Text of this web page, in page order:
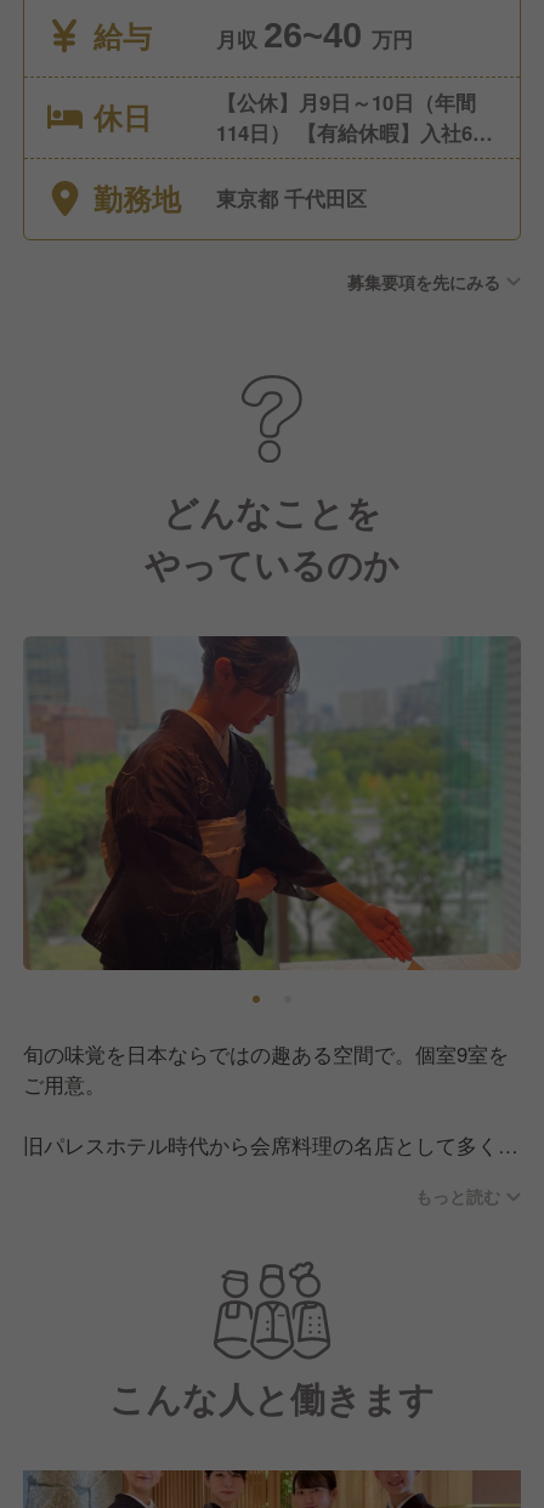
給与
月収 26~40 万円
休日
【公休】月9日～10日（年間
114日） 【有給休暇】入社6ヵ
月経過後10日付与、以降は毎
年度10日～付与 【その他】慶
勤務地 東京都 千代田区
募集要項を先にみる
どんなことを
やっているのか
旬の味覚を日本ならではの趣ある空間で。個室9室を
ご用意。
旧パレスホテル時代から会席料理の名店として多くの
店名の由来となっている、「和田倉濠」と「和田倉
和洋9室の個室を完備しておりますので、ビジネスの
会食やプライベートな会合場所としても最適です。
もっと読む
こんな人と働きます